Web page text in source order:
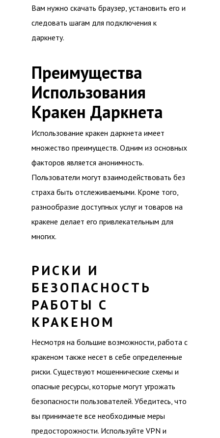
Вам нужно скачать браузер, установить его и
следовать шагам для подключения к
даркнету.
Преимущества
Использования
Кракен Даркнета
Использование кракен даркнета имеет
множество преимуществ. Одним из основных
факторов является анонимность.
Пользователи могут взаимодействовать без
страха быть отслеживаемыми. Кроме того,
разнообразие доступных услуг и товаров на
кракене делает его привлекательным для
многих.
РИСКИ И
БЕЗОПАСНОСТЬ
РАБОТЫ С
КРАКЕНОМ
Несмотря на большие возможности, работа с
кракеном также несет в себе определенные
риски. Существуют мошеннические схемы и
опасные ресурсы, которые могут угрожать
безопасности пользователей. Убедитесь, что
вы принимаете все необходимые меры
предосторожности. Используйте VPN и